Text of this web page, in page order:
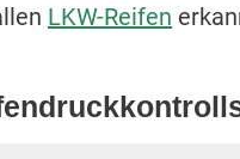
LKW-Reifen